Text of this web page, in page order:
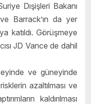
Dışişleri Bakanı
Barrack’ın da yer
katıldı. Görüşmeye
JD Vance de dahil
ve güneyinde
azaltılması ve
kaldırılması